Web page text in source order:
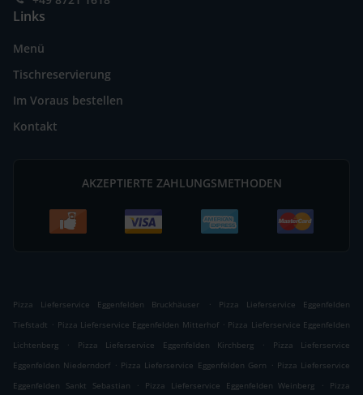
Links
Menü
Tischreservierung
Im Voraus bestellen
Kontakt
AKZEPTIERTE ZAHLUNGSMETHODEN
Pizza Lieferservice Eggenfelden Bruckhäuser .
Pizza Lieferservice Eggenfelden
Tiefstadt . Pizza Lieferservice Eggenfelden Mitterhof . Pizza Lieferservice Eggenfelden
Lichtenberg
. Pizza Lieferservice Eggenfelden Kirchberg .
Pizza Lieferservice
Eggenfelden Niederndorf . Pizza Lieferservice Eggenfelden Gern . Pizza Lieferservice
Eggenfelden Sankt Sebastian
. Pizza Lieferservice Eggenfelden Weinberg .
Pizza